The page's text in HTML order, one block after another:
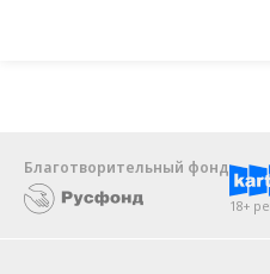
Благотворительный фонд
18+